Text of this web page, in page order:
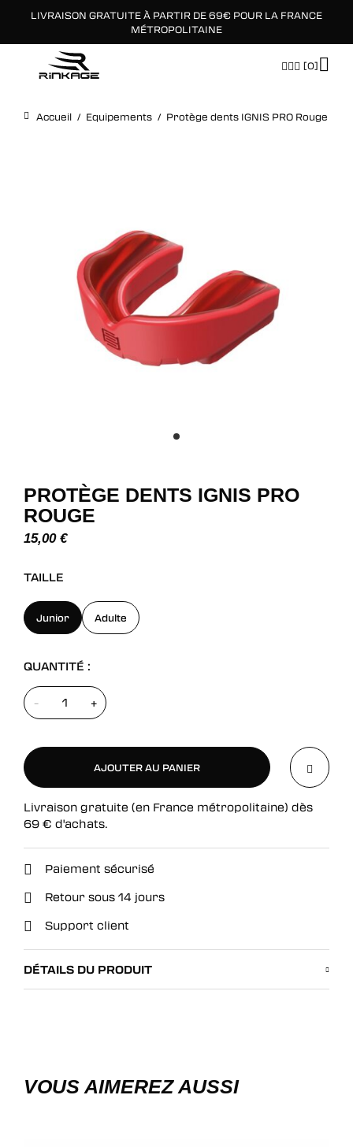
LIVRAISON GRATUITE À PARTIR DE 69€ POUR LA FRANCE
MÉTROPOLITAINE
[0]
Accueil / Equipements / Protège dents IGNIS PRO Rouge
PROTÈGE DENTS IGNIS PRO
ROUGE
15,00 €
TAILLE
Junior Adulte
QUANTITÉ :
- +
AJOUTER AU PANIER
AJOUTER AU PANIER
Livraison gratuite (en France métropolitaine) dès
69 € d'achats.
Paiement sécurisé
Retour sous 14 jours
Support client
DÉTAILS DU PRODUIT
VOUS AIMEREZ AUSSI